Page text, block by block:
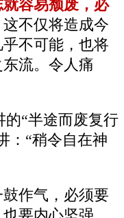
容易颓废，必
这不仅将造成今
不可能，也将
流。令人痛
“半途而废复行
：“稍令自在神
作气，必须要